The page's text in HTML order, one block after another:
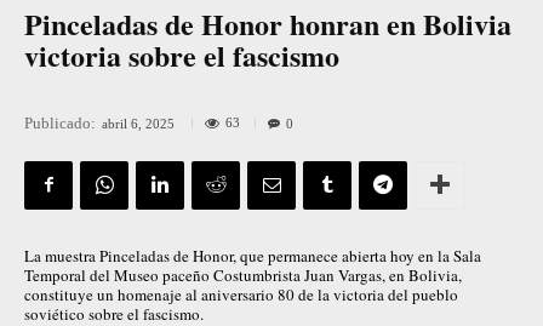
Pinceladas de Honor honran en Bolivia
victoria sobre el fascismo
Publicado: abril 6, 2025 63 0
La muestra Pinceladas de Honor, que permanece abierta hoy en la Sala
Temporal del Museo paceño Costumbrista Juan Vargas, en Bolivia,
constituye un homenaje al aniversario 80 de la victoria del pueblo
soviético sobre el fascismo.